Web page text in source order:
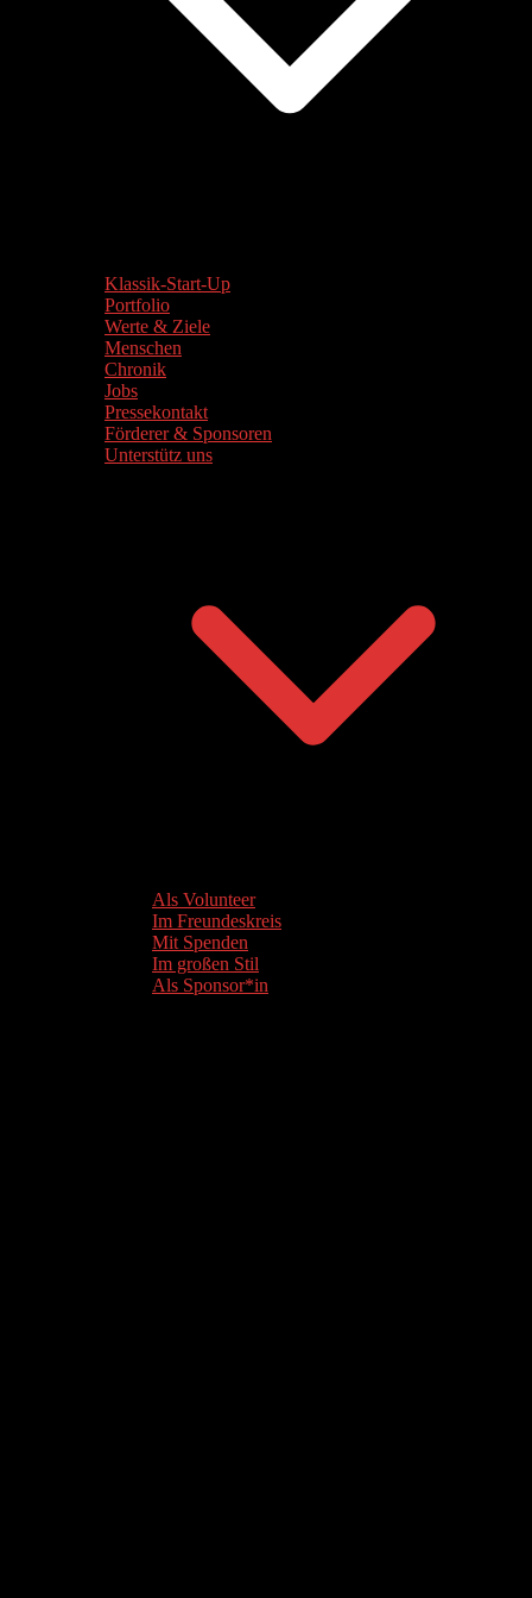
Klassik-Start-Up
Portfolio
Werte & Ziele
Menschen
Chronik
Jobs
Pressekontakt
Förderer & Sponsoren
Unterstütz uns
Als Volunteer
Im Freundeskreis
Mit Spenden
Im großen Stil
Als Sponsor*in